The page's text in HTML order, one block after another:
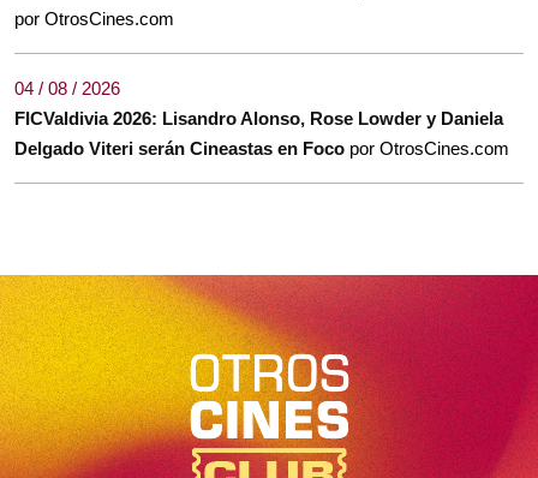
por OtrosCines.com
04 / 08 / 2026
FICValdivia 2026: Lisandro Alonso, Rose Lowder y Daniela
Delgado Viteri serán Cineastas en Foco por OtrosCines.com